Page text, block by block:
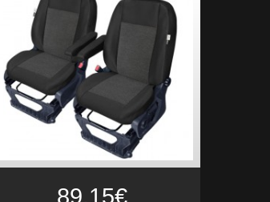
89,15€